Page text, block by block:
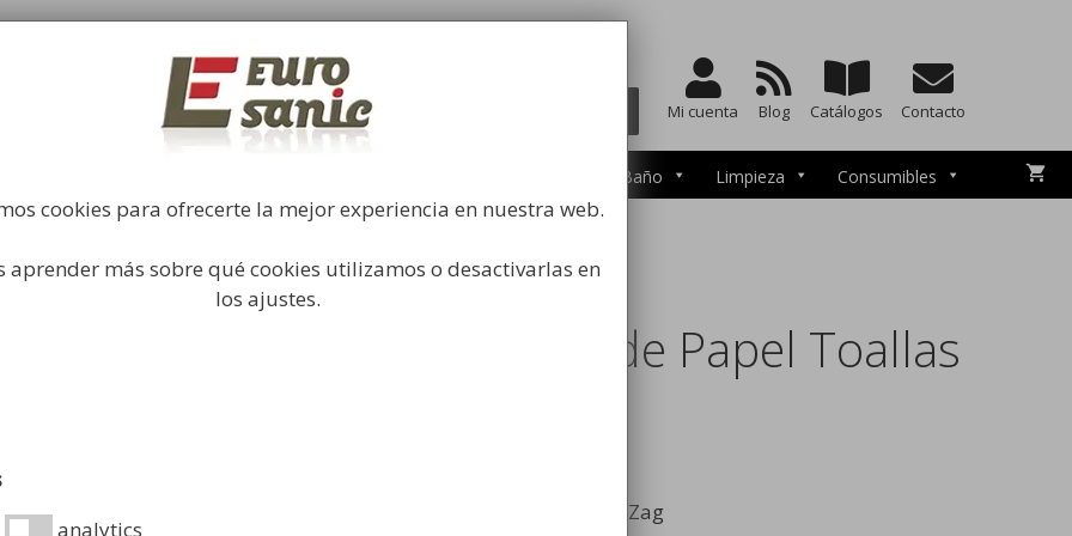
industrial
Búsqueda
productos
Mi cuenta Blog Catálogos Contacto
Accesorios de Baño Limpieza Consumibles
de Papel Secamanos/ Dispensador de Papel Toallas Plástico
Dispensador de Papel Toallas
Dispensador de 600 toallas Zig-Zag
cookies para ofrecerte la mejor experiencia en nuestra web.
aprender más sobre qué cookies utilizamos o desactivarlas en
los ajustes.
analytics